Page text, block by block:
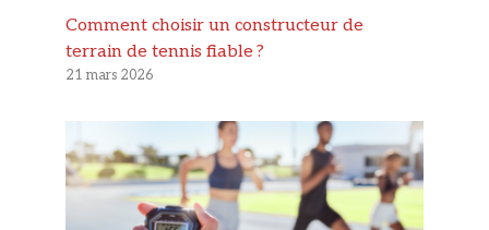
Comment choisir un constructeur de
terrain de tennis fiable ?
21 mars 2026